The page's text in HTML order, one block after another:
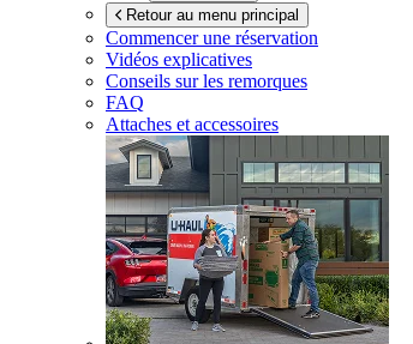
Retour au menu principal
Commencer une réservation
Vidéos explicatives
Conseils sur les remorques
FAQ
Attaches et accessoires